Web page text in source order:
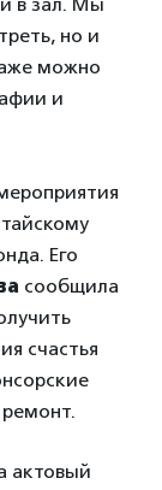
но и
можно
и
Его
сообщила
счастья
актовый